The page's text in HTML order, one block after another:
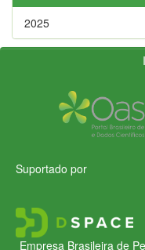
2025
Suportado por
Empresa Brasileira de